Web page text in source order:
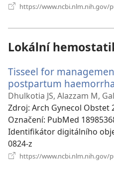
https://www.ncbi.nlm.nih.gov/
Lokální
Tisseel for
postpartum
Dhulkotia JS, Alazzam M,
Zdroj‎: Arch Gynecol Obstet
Označení‎: PubMed
Identifikátor digitálního
0824-z
https://www.ncbi.nlm.nih.gov/